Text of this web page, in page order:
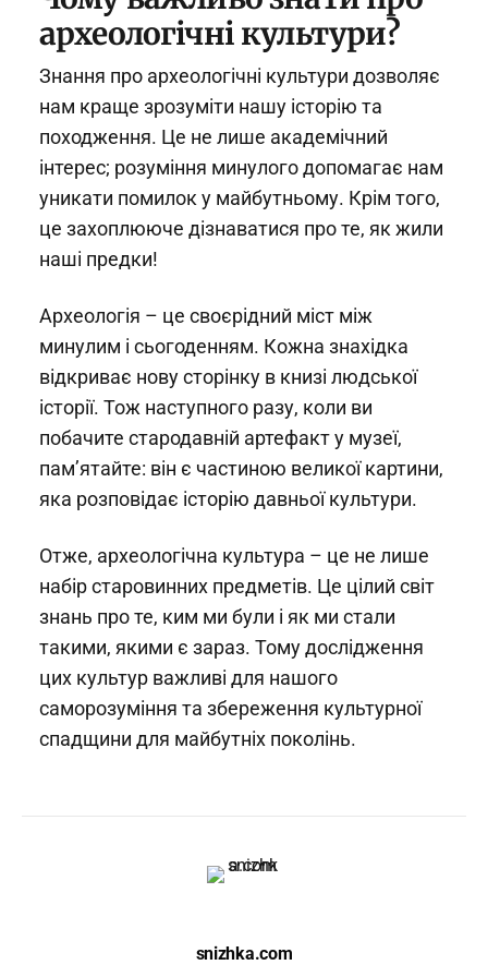
археологічні культури?
Знання про археологічні культури дозволяє
нам краще зрозуміти нашу історію та
походження. Це не лише академічний
інтерес; розуміння минулого допомагає нам
уникати помилок у майбутньому. Крім того,
це захоплююче дізнаватися про те, як жили
наші предки!
Археологія – це своєрідний міст між
минулим і сьогоденням. Кожна знахідка
відкриває нову сторінку в книзі людської
історії. Тож наступного разу, коли ви
побачите стародавній артефакт у музеї,
пам’ятайте: він є частиною великої картини,
яка розповідає історію давньої культури.
Отже, археологічна культура – це не лише
набір старовинних предметів. Це цілий світ
знань про те, ким ми були і як ми стали
такими, якими є зараз. Тому дослідження
цих культур важливі для нашого
саморозуміння та збереження культурної
спадщини для майбутніх поколінь.
snizhka.com